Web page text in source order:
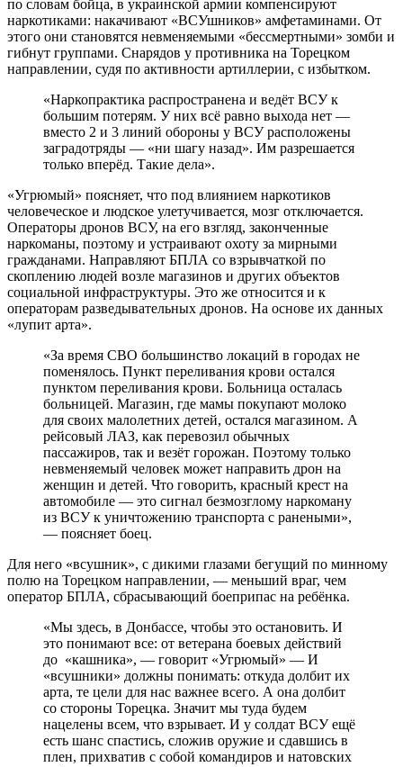
по словам бойца, в украинской армии компенсируют
наркотиками: накачивают «ВСУшников» амфетаминами. От
этого они становятся невменяемыми «бессмертными» зомби и
гибнут группами. Снарядов у противника на Торецком
направлении, судя по активности артиллерии, с избытком.
«Наркопрактика распространена и ведёт ВСУ к
большим потерям. У них всё равно выхода нет —
вместо 2 и 3 линий обороны у ВСУ расположены
заградотряды — «ни шагу назад». Им разрешается
только вперёд. Такие дела».
«Угрюмый» поясняет, что под влиянием наркотиков
человеческое и людское улетучивается, мозг отключается.
Операторы дронов ВСУ, на его взгляд, законченные
наркоманы, поэтому и устраивают охоту за мирными
гражданами. Направляют БПЛА со взрывчаткой по
скоплению людей возле магазинов и других объектов
социальной инфраструктуры. Это же относится и к
операторам разведывательных дронов. На основе их данных
«лупит арта».
«За время СВО большинство локаций в городах не
поменялось. Пункт переливания крови остался
пунктом переливания крови. Больница осталась
больницей. Магазин, где мамы покупают молоко
для своих малолетних детей, остался магазином. А
рейсовый ЛАЗ, как перевозил обычных
пассажиров, так и везёт горожан. Поэтому только
невменяемый человек может направить дрон на
женщин и детей. Что говорить, красный крест на
автомобиле — это сигнал безмозглому наркоману
из ВСУ к уничтожению транспорта с ранеными»,
— поясняет боец.
Для него «всушник», с дикими глазами бегущий по минному
полю на Торецком направлении, — меньший враг, чем
оператор БПЛА, сбрасывающий боеприпас на ребёнка.
«Мы здесь, в Донбассе, чтобы это остановить. И
это понимают все: от ветерана боевых действий
до «кашника», — говорит «Угрюмый» — И
«всушники» должны понимать: откуда долбит их
арта, те цели для нас важнее всего. А она долбит
со стороны Торецка. Значит мы туда будем
нацелены всем, что взрывает. И у солдат ВСУ ещё
есть шанс спастись, сложив оружие и сдавшись в
плен, прихватив с собой командиров и натовских